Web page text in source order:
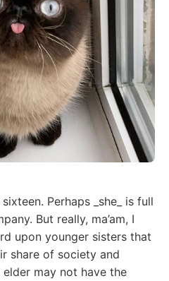
Perhaps _she_ is full
But really, ma’am, I
upon younger sisters that
share of society and
elder may not have the